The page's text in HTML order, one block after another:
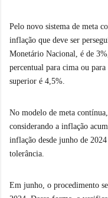
Pelo novo sistema de meta
inflação que deve ser
Monetário Nacional, é de
percentual para cima ou
superior é 4,5%.
No modelo de meta contínua,
considerando a inflação
inflação desde junho de
tolerância.
Em junho, o procedimento